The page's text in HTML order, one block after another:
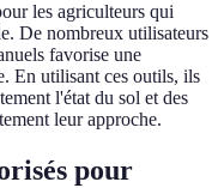
les agriculteurs qui
De nombreux utilisateurs
favorise une
En utilisant ces outils, ils
l'état du sol et des
leur approche.
pour